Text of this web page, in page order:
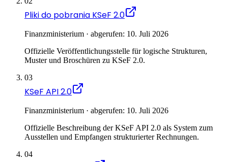
Pliki do pobrania KSeF 2.0
Finanzministerium · abgerufen: 10. Juli 2026
Offizielle Veröffentlichungsstelle für logische Strukturen,
Muster und Broschüren zu KSeF 2.0.
03
KSeF API 2.0
Finanzministerium · abgerufen: 10. Juli 2026
Offizielle Beschreibung der KSeF API 2.0 als System zum
Ausstellen und Empfangen strukturierter Rechnungen.
04